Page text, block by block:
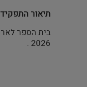
תיאור התפקיד
2026 .